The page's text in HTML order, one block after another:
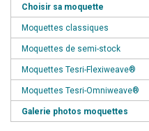
Choisir sa moquette
Moquettes classiques
Moquettes de semi-stock
Moquettes Tesri-Flexiweave®
Moquettes Tesri-Omniweave®
Galerie photos moquettes